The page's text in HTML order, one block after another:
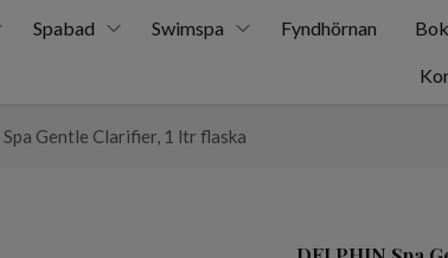
Spabad Swimspa Fyndhörnan
Gentle Clarifier, 1 ltr flaska